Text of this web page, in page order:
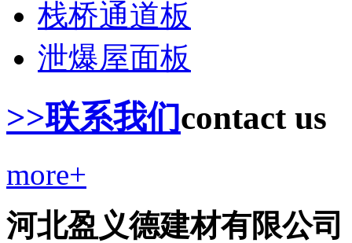
栈桥通道板
泄爆屋面板
>>联系我们contact us
more+
河北盈义德建材有限公司